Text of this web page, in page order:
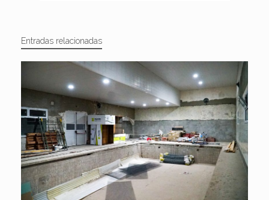
Entradas relacionadas